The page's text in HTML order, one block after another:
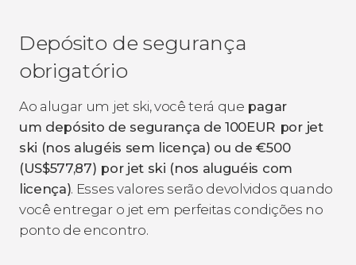
Depósito de segurança
obrigatório
Ao alugar um jet ski, você terá que pagar
um depósito de segurança de 100EUR por jet
ski (nos alugéis sem licença) ou de€500
(US$577,87) por jet ski (nos aluguéis com
licença). Esses valores serão devolvidos quando
você entregar o jet em perfeitas condições no
ponto de encontro.